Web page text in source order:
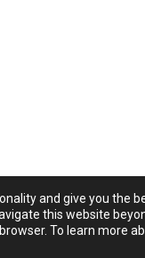
and give you the
this website
To learn more